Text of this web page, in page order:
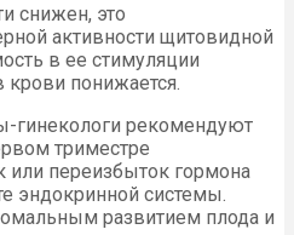
снижен, это
активности щитовидной
в ее стимуляции
крови понижается.
гинекологи рекомендуют
триместре
или переизбыток гормона
эндокринной системы.
развитием плода и